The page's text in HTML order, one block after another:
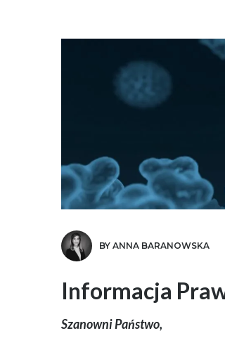
BY ANNA BARANOWSKA
Informacja
Szanowni Państwo,